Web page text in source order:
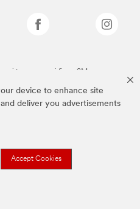
device to enhance site
deliver you advertisements
Accept Cookies
towarowymi firmy 3M.